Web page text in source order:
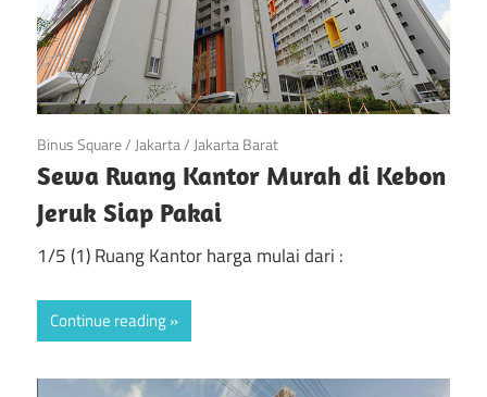
April 21, 2019
Binus Square/ Jakarta/ Jakarta Barat
Sewa Ruang Kantor Murah di Kebon
Jeruk Siap Pakai
1/5 (1) Ruang Kantor harga mulai dari :
Continue reading